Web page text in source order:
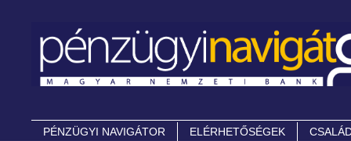
PÉNZÜGYI NAVIGÁTOR ELÉRHETŐSÉGEK